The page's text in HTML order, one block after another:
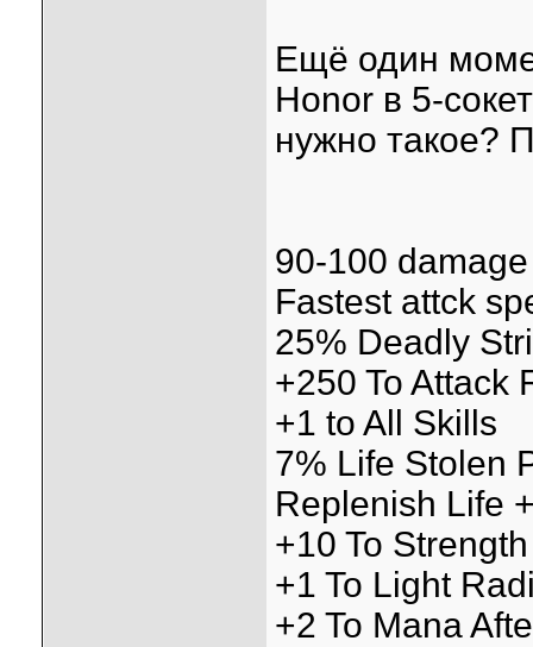
Ещё один
Honor в 5-
нужно такое?
90-100 damage
Fastest attck
25% Deadly
+250 To Attack
+1 to All Skills
7% Life Stolen
Replenish Life
+10 To Strength
+1 To Light
+2 To Mana